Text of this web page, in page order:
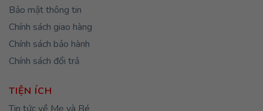
Bảo mật thông tin
Chính sách giao hàng
Chính sách bảo hành
Chính sách đổi trả
TIỆN ÍCH